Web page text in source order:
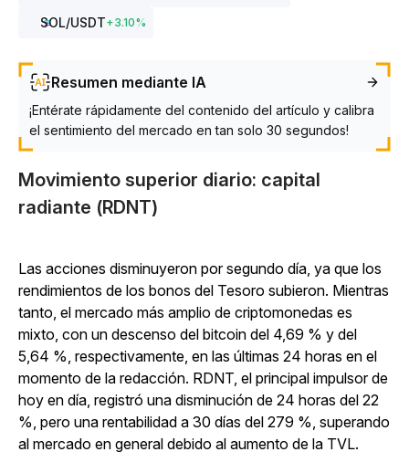
SOL/USDT+3.10%
Resumen mediante IA
¡Entérate rápidamente del contenido del artículo y calibra
el sentimiento del mercado en tan solo 30 segundos!
Movimiento superior diario: capital
radiante (RDNT)
Las acciones disminuyeron por segundo día, ya que los
rendimientos de los bonos del Tesoro subieron. Mientras
tanto, el mercado más amplio de criptomonedas es
mixto, con un descenso del bitcoin del 4,69 % y del
5,64 %, respectivamente, en las últimas 24 horas en el
momento de la redacción. RDNT, el principal impulsor de
hoy en día, registró una disminución de 24 horas del 22
%, pero una rentabilidad a 30 días del 279 %, superando
al mercado en general debido al aumento de la TVL.